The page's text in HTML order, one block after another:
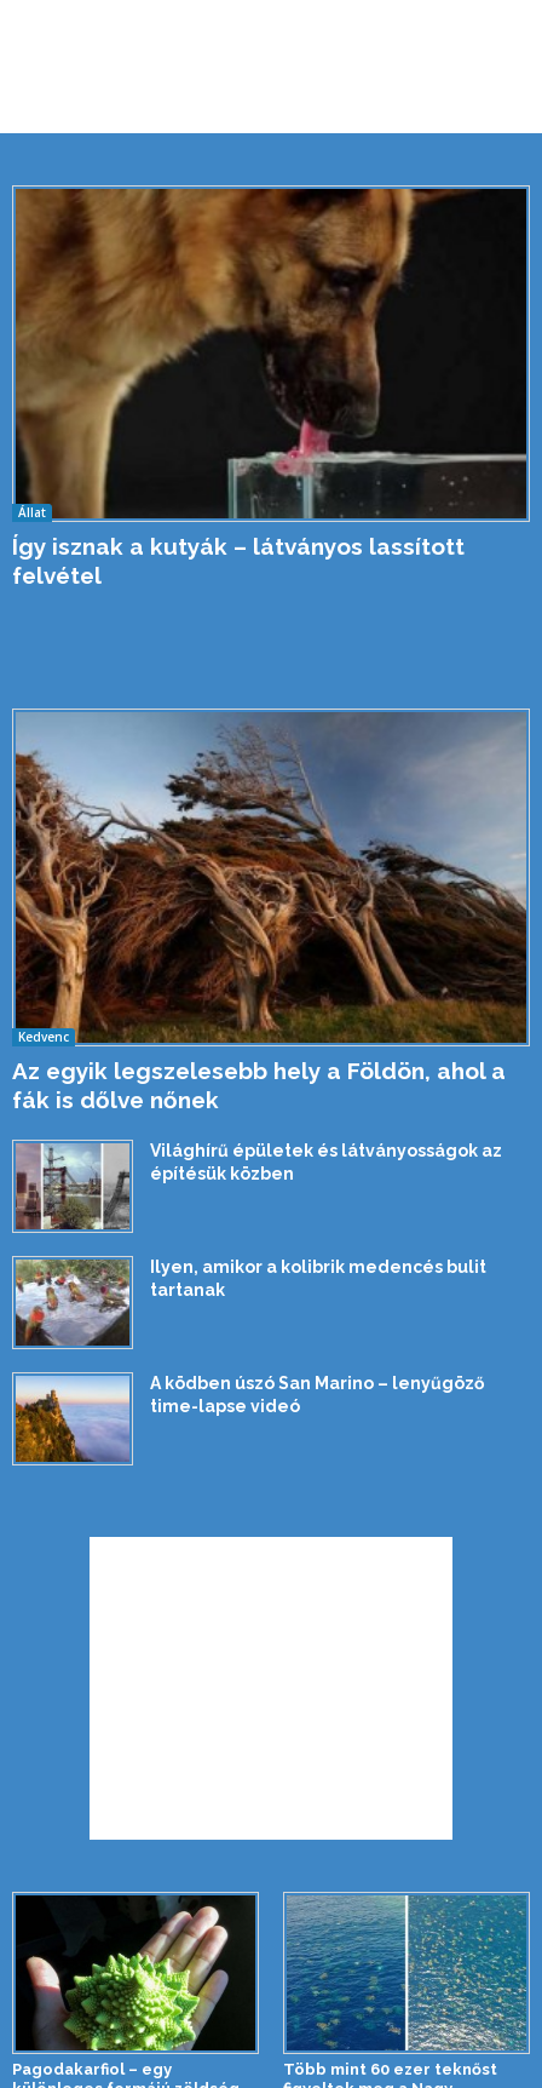
Állat
Így isznak a kutyák – látványos lassított
felvétel
Kedvenc
Az egyik legszelesebb hely a Földön, ahol a
fák is dőlve nőnek
Világhírű épületek és látványosságok az
építésük közben
Ilyen, amikor a kolibrik medencés bulit
tartanak
A ködben úszó San Marino – lenyűgöző
time-lapse videó
Pagodakarfiol – egy
Több mint 60 ezer teknőst